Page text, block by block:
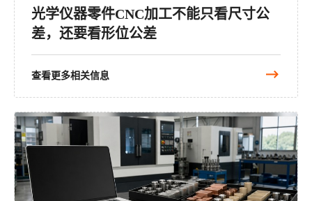
光学仪器零件CNC加工不能只看尺寸公
差，还要看形位公差
查看更多相关信息